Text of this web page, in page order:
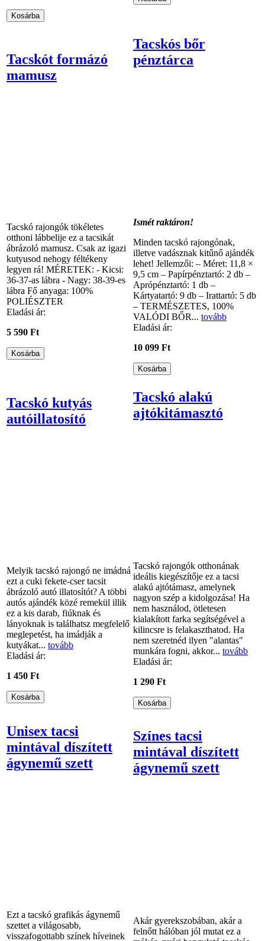
Tacskót formázó
mamusz
Tacskó rajongók tökéletes
otthoni lábbelije ez a tacsikát
ábrázoló mamusz. Csak az igazi
kutyusod nehogy féltékeny
legyen rá! MÉRETEK: - Kicsi:
36-37-as lábra - Nagy: 38-39-es
lábra Fő anyaga: 100%
POLIÉSZTER
Eladási ár:
5 590 Ft
Tacskós bőr
pénztárca
Ismét raktáron!
Minden tacskó rajongónak,
illetve vadásznak kitűnő ajándék
lehet! Jellemzői: – Méret: 11,8 ×
9,5 cm – Papírpénztartó: 2 db –
Aprópénztartó: 1 db –
Kártyatartó: 9 db – Irattartó: 5 db
– TERMÉSZETES, 100%
VALÓDI BŐR... tovább
Eladási ár:
10 099 Ft
Tacskó kutyás
autóillatosító
Melyik tacskó rajongó ne imádná
ezt a cuki fekete-cser tacsit
ábrázoló autó illatosítót? A többi
autós ajándék közé remekül illik
ez a kis darab, fiúknak és
lányoknak is találhatsz megfelelő
meglepetést, ha imádják a
kutyákat... tovább
Eladási ár:
1 450 Ft
Tacskó alakú
ajtókitámasztó
Tacskó rajongók otthonának
ideális kiegészítője ez a tacsi
alakú ajtótámasz, amelynek
nagyon szép a kidolgozása! Ha
nem használod, ötletesen
kialakított farka segítségével a
kilincsre is felakaszthatod. Ha
nem szeretnéd ilyen "alantas"
munkára fogni, akkor... tovább
Eladási ár:
1 290 Ft
Unisex tacsi
mintával díszített
ágynemű szett
Ezt a tacskó grafikás ágynemű
szettet a világosabb,
visszafogottabb színek híveinek
Színes tacsi
mintával díszített
ágynemű szett
Akár gyerekszobában, akár a
felnőtt hálóban jól mutat ez a